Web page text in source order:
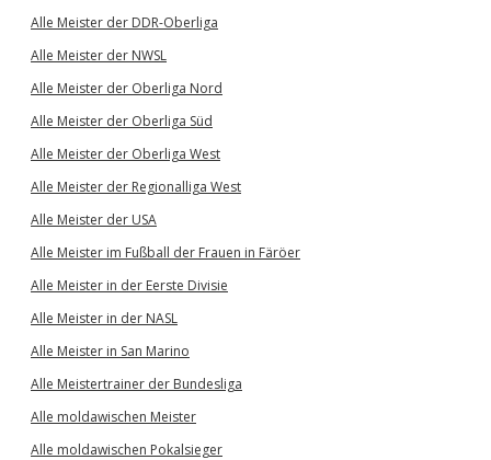
Alle Meister der DDR-Oberliga
Alle Meister der NWSL
Alle Meister der Oberliga Nord
Alle Meister der Oberliga Süd
Alle Meister der Oberliga West
Alle Meister der Regionalliga West
Alle Meister der USA
Alle Meister im Fußball der Frauen in Färöer
Alle Meister in der Eerste Divisie
Alle Meister in der NASL
Alle Meister in San Marino
Alle Meistertrainer der Bundesliga
Alle moldawischen Meister
Alle moldawischen Pokalsieger